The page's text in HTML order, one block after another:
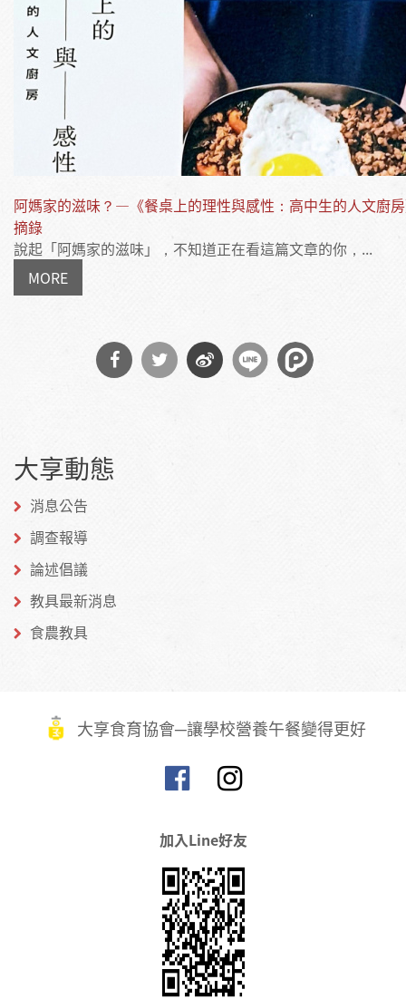
阿媽家的滋味？—《餐桌上的理性與感性：高中生的人文廚
摘錄
說起「阿媽家的滋味」，不知道正在看這篇文章的你，...
MORE
Facebook
大享動態
消息公告
調查報導
論述倡議
教具最新消息
食農教具
大享食育協會─讓學校營養午餐變得更好
加入Line好友